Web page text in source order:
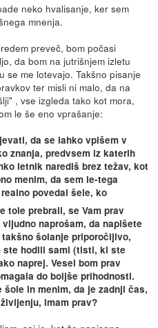
neko hvalisanje, ker sem
mnenja.
preveč, bom počasi
da bom na jutrišnjem izletu
se me lotevajo. Takšno pisanje
ter misli ni malo, da na
, vse izgleda tako kot mora,
le še eno vprašanje:
da se lahko vpišem v
znanja, predvsem iz katerih
letnik narediš brez težav, kot
menim, da sem le-tega
povedal šele, ko
tole prebrali, se Vam prav
naprošam, da napišete
šolanje priporočljivo,
ste hodili sami (tisti, ki ste
naprej. Vesel bom prav
do boljše prihodnosti.
šole in menim, da je zadnji čas,
imam prav?